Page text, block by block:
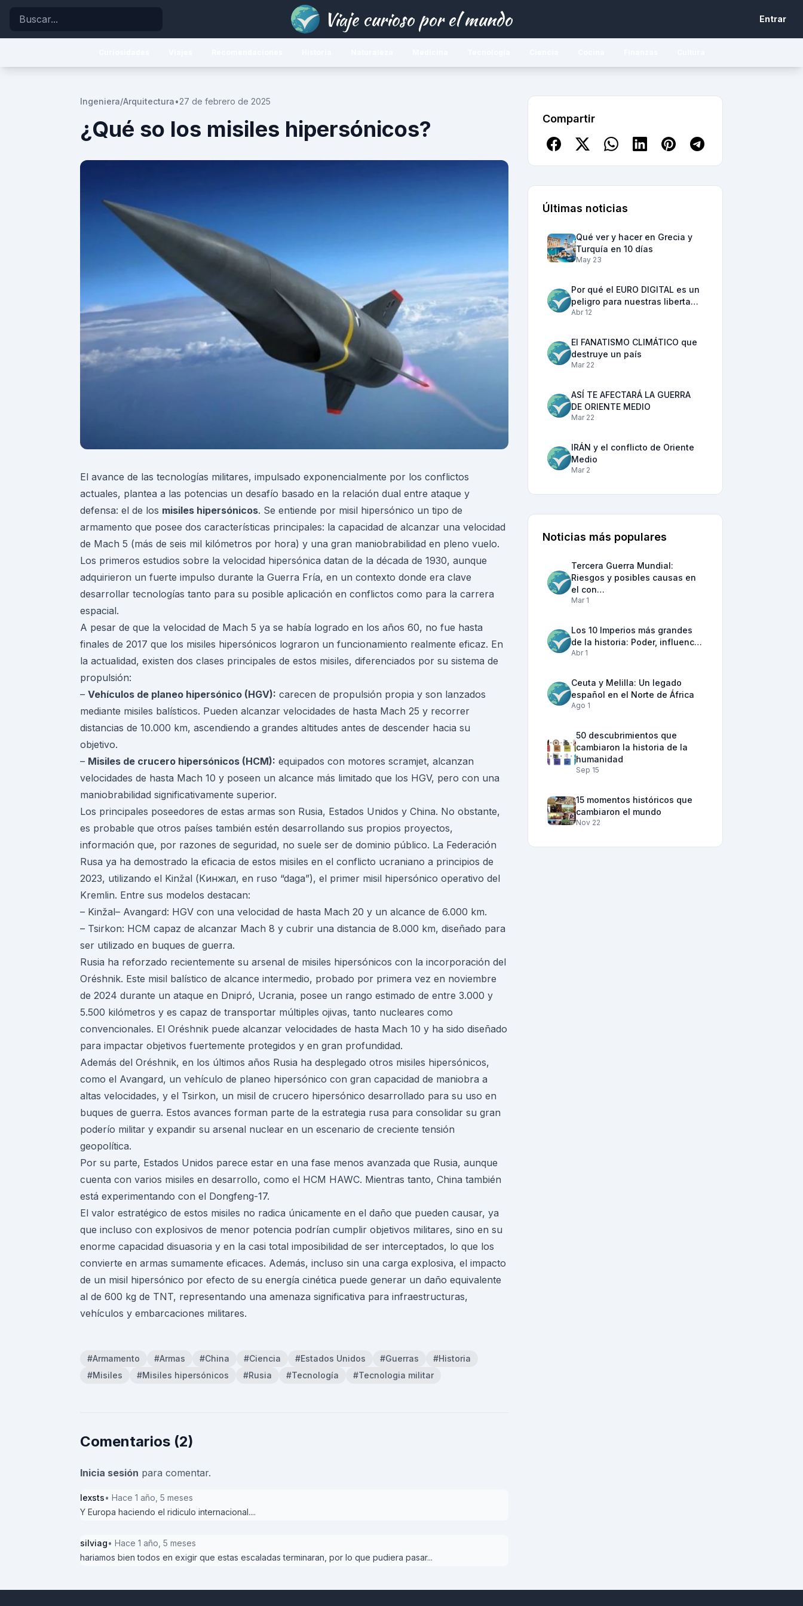
Buscar Viaje curioso por el mundo Entrar
Ingeniera/Arquitectura•27 de febrero de 2025
¿Qué so los misiles hipersónicos?
El avance de las tecnologías militares, impulsado exponencialmente por los conflictos
actuales, plantea a las potencias un desafío basado en la relación dual entre ataque y
defensa: el de los misiles hipersónicos. Se entiende por misil hipersónico un tipo de
armamento que posee dos características principales: la capacidad de alcanzar una velocidad
de Mach 5 (más de seis mil kilómetros por hora) y una gran maniobrabilidad en pleno vuelo.
Los primeros estudios sobre la velocidad hipersónica datan de la década de 1930, aunque
adquirieron un fuerte impulso durante la Guerra Fría, en un contexto donde era clave
desarrollar tecnologías tanto para su posible aplicación en conflictos como para la carrera
espacial.
A pesar de que la velocidad de Mach 5 ya se había logrado en los años 60, no fue hasta
finales de 2017 que los misiles hipersónicos lograron un funcionamiento realmente eficaz. En
la actualidad, existen dos clases principales de estos misiles, diferenciados por su sistema de
propulsión:
– Vehículos de planeo hipersónico (HGV): carecen de propulsión propia y son lanzados
mediante misiles balísticos. Pueden alcanzar velocidades de hasta Mach 25 y recorrer
distancias de 10.000 km, ascendiendo a grandes altitudes antes de descender hacia su
objetivo.
– Misiles de crucero hipersónicos (HCM): equipados con motores scramjet, alcanzan
velocidades de hasta Mach 10 y poseen un alcance más limitado que los HGV, pero con una
maniobrabilidad significativamente superior.
Los principales poseedores de estas armas son Rusia, Estados Unidos y China. No obstante,
es probable que otros países también estén desarrollando sus propios proyectos,
información que, por razones de seguridad, no suele ser de dominio público. La Federación
Rusa ya ha demostrado la eficacia de estos misiles en el conflicto ucraniano a principios de
2023, utilizando el Kinžal (Кинжал, en ruso “daga”), el primer misil hipersónico operativo del
Kremlin. Entre sus modelos destacan:
– Kinžal– Avangard: HGV con una velocidad de hasta Mach 20 y un alcance de 6.000 km.
– Tsirkon: HCM capaz de alcanzar Mach 8 y cubrir una distancia de 8.000 km, diseñado para
ser utilizado en buques de guerra.
Rusia ha reforzado recientemente su arsenal de misiles hipersónicos con la incorporación del
Oréshnik. Este misil balístico de alcance intermedio, probado por primera vez en noviembre
de 2024 durante un ataque en Dnipró, Ucrania, posee un rango estimado de entre 3.000 y
5.500 kilómetros y es capaz de transportar múltiples ojivas, tanto nucleares como
convencionales. El Oréshnik puede alcanzar velocidades de hasta Mach 10 y ha sido diseñado
para impactar objetivos fuertemente protegidos y en gran profundidad.
Además del Oréshnik, en los últimos años Rusia ha desplegado otros misiles hipersónicos,
como el Avangard, un vehículo de planeo hipersónico con gran capacidad de maniobra a
altas velocidades, y el Tsirkon, un misil de crucero hipersónico desarrollado para su uso en
buques de guerra. Estos avances forman parte de la estrategia rusa para consolidar su gran
poderío militar y expandir su arsenal nuclear en un escenario de creciente tensión
geopolítica.
Por su parte, Estados Unidos parece estar en una fase menos avanzada que Rusia, aunque
cuenta con varios misiles en desarrollo, como el HCM HAWC. Mientras tanto, China también
está experimentando con el Dongfeng-17.
El valor estratégico de estos misiles no radica únicamente en el daño que pueden causar, ya
que incluso con explosivos de menor potencia podrían cumplir objetivos militares, sino en su
enorme capacidad disuasoria y en la casi total imposibilidad de ser interceptados, lo que los
convierte en armas sumamente eficaces. Además, incluso sin una carga explosiva, el impacto
de un misil hipersónico por efecto de su energía cinética puede generar un daño equivalente
al de 600 kg de TNT, representando una amenaza significativa para infraestructuras,
vehículos y embarcaciones militares.
#Armamento #Armas #China #Ciencia #Estados Unidos #Guerras
#Historia
#Misiles
#Misiles hipersónicos #Rusia #Tecnología #Tecnologia militar
Comentarios (2)
Inicia sesión para comentar.
lexsts• Hace 1 año, 5 meses
Y Europa haciendo el ridiculo internacional....
silviag• Hace 1 año, 5 meses
hariamos bien todos en exigir que estas escaladas terminaran, por lo que pudiera pasar...
Compartir
Últimas noticias
Qué ver y hacer en Grecia y
Turquía en 10 días
May 23
Por qué el EURO DIGITAL es un
peligro para nuestras liberta…
Abr 12
El FANATISMO CLIMÁTICO que
destruye un país
Mar 22
ASÍ TE AFECTARÁ LA GUERRA
DE ORIENTE MEDIO
Mar 22
IRÁN y el conflicto de Oriente
Medio
Mar 2
Noticias más populares
Tercera Guerra Mundial:
Riesgos y posibles causas en
el con…
Mar 1
Los 10 Imperios más grandes
de la historia: Poder, influenc…
Abr 1
Ceuta y Melilla: Un legado
español en el Norte de África
Ago 1
50 descubrimientos que
cambiaron la historia de la
humanidad
Sep 15
15 momentos históricos que
cambiaron el mundo
Nov 22